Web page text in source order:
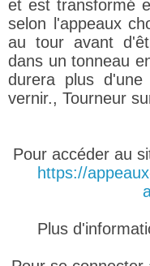
et est transformé
selon l'appeaux
au tour avant
dans un tonneau
durera plus
vernir., Tourneur
Pour accéder au
https://
Plus